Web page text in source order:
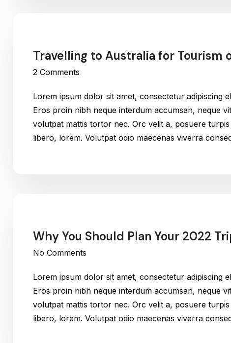
Travelling to Australia for Tourism
2 Comments
Lorem ipsum dolor sit amet, consectetur adipiscing
Eros proin nibh neque interdum accumsan, neque
volutpat mattis tortor nec. Orc velit a, posuere
libero, lorem. Volutpat odio maecenas viverra
Why You Should Plan Your 2022
No Comments
Lorem ipsum dolor sit amet, consectetur adipiscing
Eros proin nibh neque interdum accumsan, neque
volutpat mattis tortor nec. Orc velit a, posuere
libero, lorem. Volutpat odio maecenas viverra